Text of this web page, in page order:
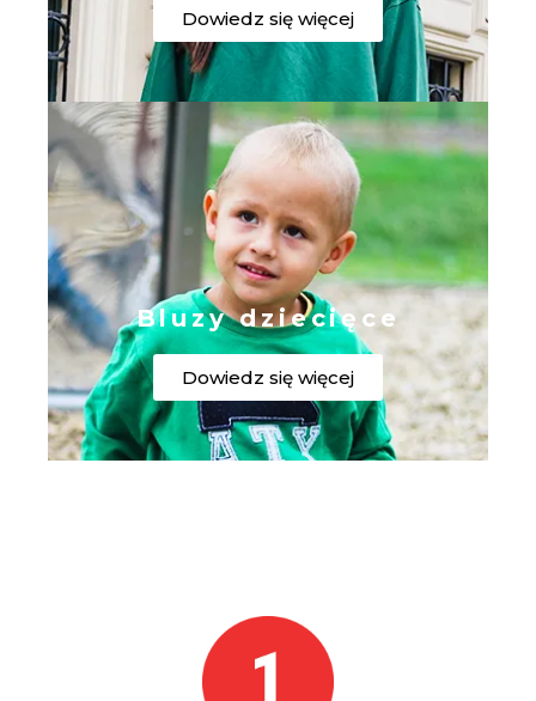
Dowiedz się więcej
Bluzy dziecięce
Dowiedz się więcej